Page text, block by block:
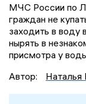
МЧС России по
граждан не
заходить в воду
нырять в
присмотра у
Автор:
Наталья